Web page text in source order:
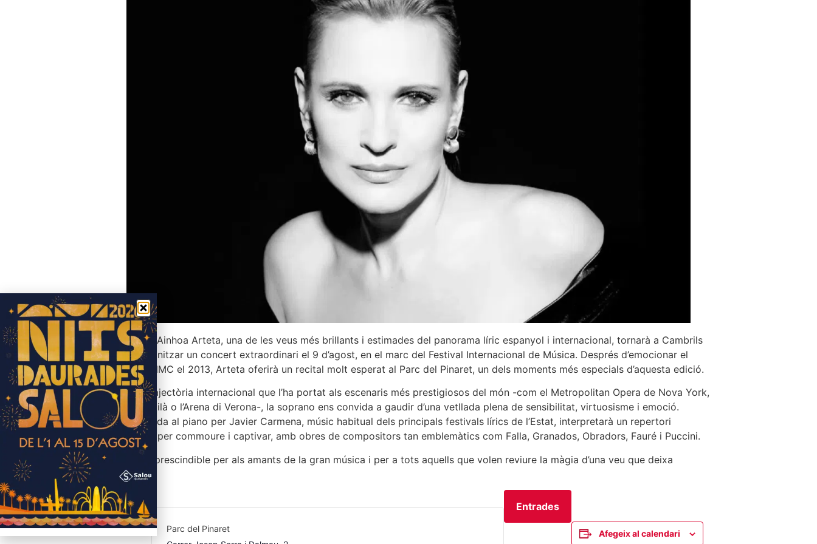
La soprano Ainhoa ​​Arteta, una de les veus més brillants i estimades del panorama líric espanyol i internacional, tornarà a Cambrils
per protagonitzar un concert extraordinari el 9 d’agost, en el marc del Festival Internacional de Música. Després d’emocionar el
públic del FIMC el 2013, Arteta oferirà un recital molt esperat al Parc del Pinaret, un dels moments més especials d’aquesta edició.
Amb una trajectòria internacional que l’ha portat als escenaris més prestigiosos del món -com el Metropolitan Opera de Nova York,
l’Scala de Milà o l’Arena di Verona-, la soprano ens convida a gaudir d’una vetllada plena de sensibilitat, virtuosisme i emoció.
Acompanyada al piano per Javier Carmena, músic habitual dels principals festivals lírics de l’Estat, interpretarà un repertori
seleccionat per commoure i captivar, amb obres de compositors tan emblemàtics com Falla, Granados, Obradors, Fauré i Puccini.
Una cita imprescindible per als amants de la gran música i per a tots aquells que volen reviure la màgia d’una veu que deixa
empremta.
Parc del Pinaret
Entrades
Afegeix al calendari